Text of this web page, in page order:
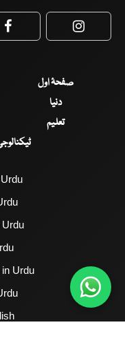
Facebook
صفحۂ اول
دنیا
تعلیم
Urdu